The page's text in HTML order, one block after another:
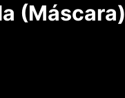
(Máscara)